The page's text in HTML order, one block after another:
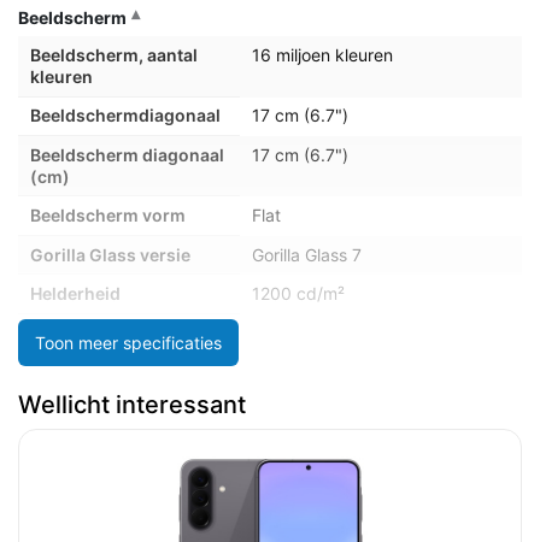
Beeldscherm
Beeldscherm, aantal
kleuren
16 miljoen kleuren
Beeldschermdiagonaal
17 cm (6.7")
Beeldscherm diagonaal
(cm)
17 cm (6.7")
Beeldscherm vorm
Flat
Gorilla Glass versie
Gorilla Glass 7
Helderheid
1200 cd/m²
Marketingnaam
beeldschermtechnologie
Maximale refresh
snelheid
Toon meer specificaties
Wellicht interessant